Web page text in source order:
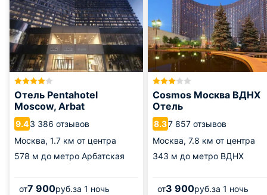
Отель Pentahotel
Moscow, Arbat
9.43 386 отзывов
Москва, 1.7 км от центра
578 м до метро Арбатская
от7 900руб.за 1 ночь
Cosmos Москва ВДНХ
Отель
8.37 857 отзывов
Москва, 7.8 км от центра
343 м до метро ВДНХ
от3 900руб.за 1 ночь